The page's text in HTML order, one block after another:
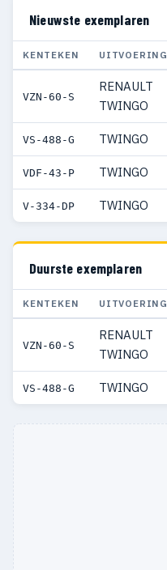
Nieuwste exemplaren
KENTEKEN UITVOERING
VZN-60-S
RENAULT
TWINGO
VS-488-G TWINGO
VDF-43-P TWINGO
V-334-DP TWINGO
Duurste exemplaren
KENTEKEN UITVOERING
VZN-60-S
RENAULT
TWINGO
VS-488-G TWINGO